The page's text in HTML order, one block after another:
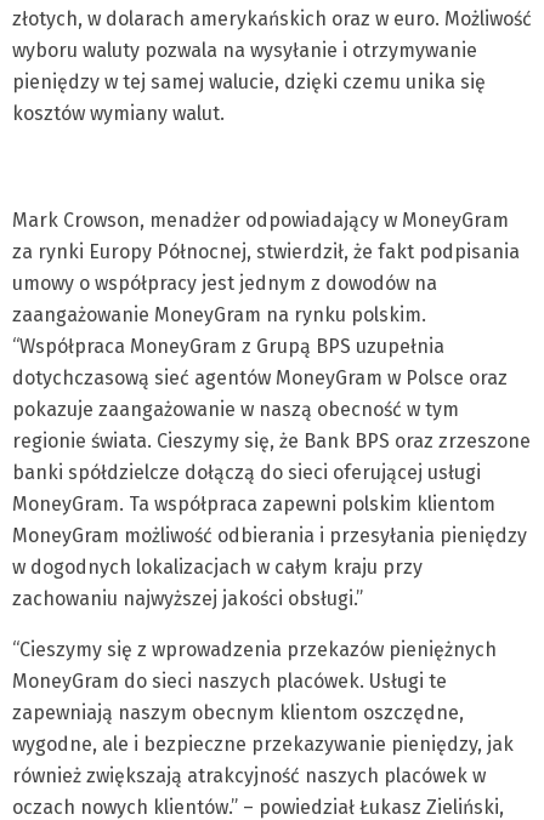
złotych, w dolarach amerykańskich oraz w euro. Możliwość
wyboru waluty pozwala na wysyłanie i otrzymywanie
pieniędzy w tej samej walucie, dzięki czemu unika się
kosztów wymiany walut.
Mark Crowson, menadżer odpowiadający w MoneyGram
za rynki Europy Północnej, stwierdził, że fakt podpisania
umowy o współpracy jest jednym z dowodów na
zaangażowanie MoneyGram na rynku polskim.
“Współpraca MoneyGram z Grupą BPS uzupełnia
dotychczasową sieć agentów MoneyGram w Polsce oraz
pokazuje zaangażowanie w naszą obecność w tym
regionie świata. Cieszymy się, że Bank BPS oraz zrzeszone
banki spółdzielcze dołączą do sieci oferującej usługi
MoneyGram. Ta współpraca zapewni polskim klientom
MoneyGram możliwość odbierania i przesyłania pieniędzy
w dogodnych lokalizacjach w całym kraju przy
zachowaniu najwyższej jakości obsługi.”
“Cieszymy się z wprowadzenia przekazów pieniężnych
MoneyGram do sieci naszych placówek. Usługi te
zapewniają naszym obecnym klientom oszczędne,
wygodne, ale i bezpieczne przekazywanie pieniędzy, jak
również zwiększają atrakcyjność naszych placówek w
oczach nowych klientów.” – powiedział Łukasz Zieliński,